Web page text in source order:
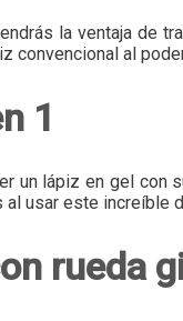
la ventaja de
convencional al
1
un lápiz en gel
al usar este increíble
rueda